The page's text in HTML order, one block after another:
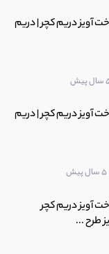
آویز دریم کچر | دریم
پیش
آویز دریم کچر | دریم
5 سال پیش
آویز دریم کچر
طرح ...